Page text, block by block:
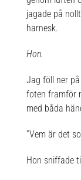
jagade på
harnesk.
Hon.
Jag föll ner
foten framför
med båda
”Vem är det
Hon sniffade